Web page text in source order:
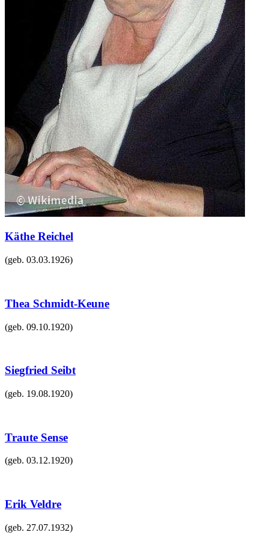
Käthe Reichel
(geb. 03.03.1926)
Thea Schmidt-Keune
(geb. 09.10.1920)
Siegfried Seibt
(geb. 19.08.1920)
Traute Sense
(geb. 03.12.1920)
Erik Veldre
(geb. 27.07.1932)